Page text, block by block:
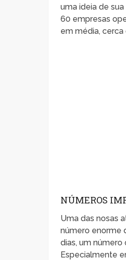
uma ideia de
60 empresas
em média, cerca
NÚMEROS
Uma das nosas
número enorme
dias, um
Especialmente